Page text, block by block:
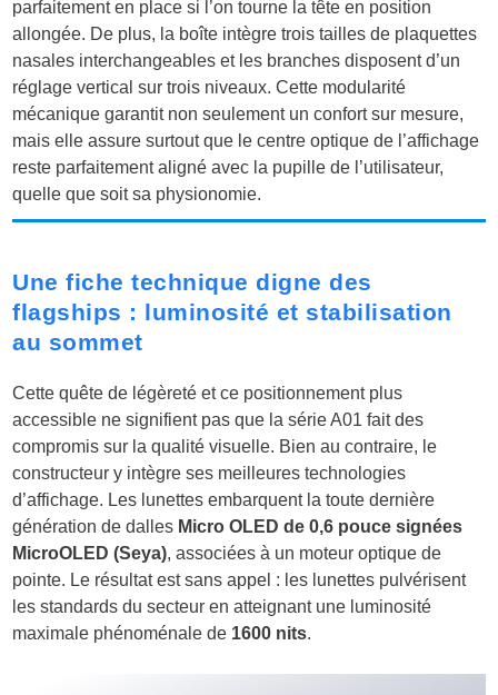
parfaitement en place si l’on tourne la tête en position
allongée. De plus, la boîte intègre trois tailles de plaquettes
nasales interchangeables et les branches disposent d’un
réglage vertical sur trois niveaux. Cette modularité
mécanique garantit non seulement un confort sur mesure,
mais elle assure surtout que le centre optique de l’affichage
reste parfaitement aligné avec la pupille de l’utilisateur,
quelle que soit sa physionomie.
Une fiche technique digne des
flagships : luminosité et stabilisation
au sommet
Cette quête de légèreté et ce positionnement plus
accessible ne signifient pas que la série A01 fait des
compromis sur la qualité visuelle. Bien au contraire, le
constructeur y intègre ses meilleures technologies
d’affichage. Les lunettes embarquent la toute dernière
génération de dalles Micro OLED de 0,6 pouce signées
MicroOLED (Seya), associées à un moteur optique de
pointe. Le résultat est sans appel : les lunettes pulvérisent
les standards du secteur en atteignant une luminosité
maximale phénoménale de 1600 nits.